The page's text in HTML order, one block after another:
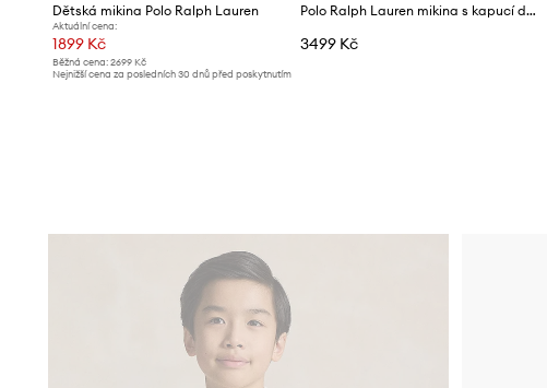
Dětská mikina Polo Ralph Lauren
Aktuální cena:
1899 Kč
Běžná cena: 2699 Kč
Nejnižší cena za posledních 30 dnů před poskytnutím
Polo Ralph Lauren mikina s kapucí dětská s bavlnou
3499 Kč